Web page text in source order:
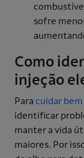
sofre
Como
injeção
Para cuidar
identificar
manter a vida
maiores. Por